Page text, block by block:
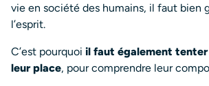
vie en société des humains, il faut bien
l’esprit.
C’est pourquoi il faut également
leur place, pour comprendre leur